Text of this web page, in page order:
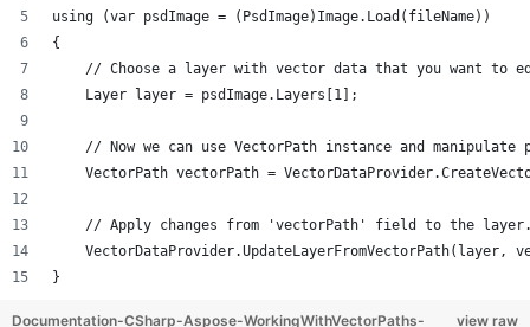
using (var psdImage = (PsdImage)Image.Load(fileName))
{
// Choose a layer with vector data that you want to
    Layer layer = psdImage.Layers[1];
// Now we can use VectorPath instance and manipulate
VectorPath vectorPath =
// Apply changes from 'vectorPath' field to the
VectorDataProvider.UpdateLayerFromVectorPath(layer,
}
view raw
Documentation-CSharp-Aspose-WorkingWithVectorPaths-